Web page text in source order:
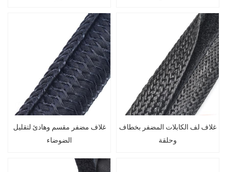
غلاف مضفر مقسم وهادئ لتقليل
الضوضاء
غلاف لف الكابلات المضفر بخطاف
وحلقة